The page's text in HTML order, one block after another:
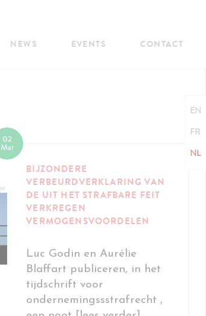
NEWS EVENTS CONTACT
EN
FR
NL
02
Mar
BIJZONDERE
VERBEURDVERKLARING VAN
DE UIT HET STRAFBARE FEIT
VERKREGEN
VERMOGENSVOORDELEN
Luc Godin en Aurélie
Blaffart publiceren, in het
tijdschrift voor
ondernemingssstrafrecht ,